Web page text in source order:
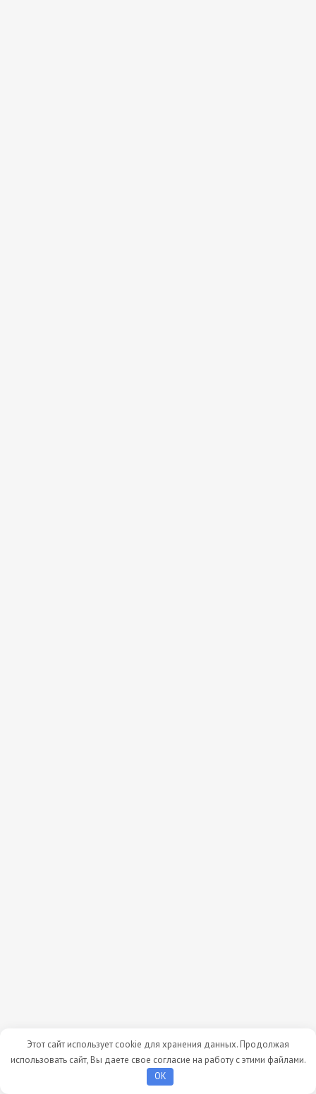
Этот сайт использует cookie для хранения данных. Продолжая
использовать сайт, Вы даете свое согласие на работу с этими файлами.
OK